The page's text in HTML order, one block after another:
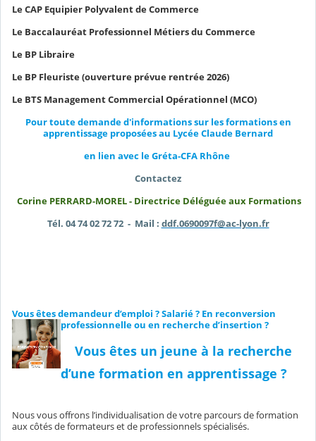
Le CAP Equipier Polyvalent de Commerce
Le Baccalauréat Professionnel Métiers du Commerce
Le BP Libraire
Le BP Fleuriste (ouverture prévue rentrée 2026)
Le BTS Management Commercial Opérationnel (MCO)
Pour toute demande d'informations sur les formations en
apprentissage proposées au Lycée Claude Bernard
en lien avec le Gréta-CFA Rhône
Contactez
Corine PERRARD-MOREL - Directrice Déléguée aux Formations
Tél. 04 74 02 72 72 - Mail : ddf.0690097f@ac-lyon.fr
Vous êtes demandeur d’emploi ? Salarié ? En reconversion
professionnelle ou en recherche d’insertion ?
Vous êtes un jeune à la recherche
d’une formation en apprentissage ?
Nous vous offrons l’individualisation de votre parcours de formation
aux côtés de formateurs et de professionnels spécialisés.